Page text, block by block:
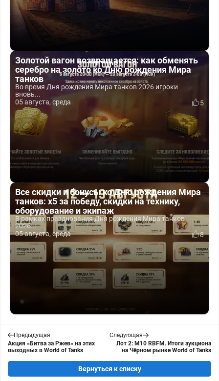
Золотой вагон возвращается: как обменять
серебро на золото ко Дню рождения Мира
танков
Во время Дня рождения Мира танков 2026 игроки
вновь...
05 августа, среда
5
Все скидки и бонусы ко Дню рождения Мира
танков: x5 за победу, скидки на технику,
оборудование и экипаж
В рамках празднования Дня рождения Мира танков
2026...
05 августа, среда
8
Предыдущая
Акция «Битва за Ржев» на этих
выходных в World of Tanks
Следующая
Лот 2: M10 RBFM. Итоги аукциона
на Чёрном рынке World of Tanks
Вернуться к списку